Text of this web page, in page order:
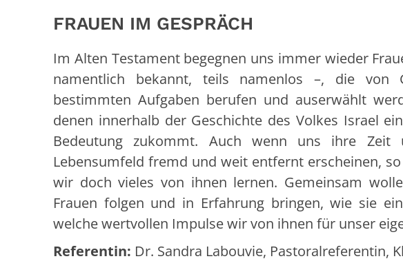
FRAUEN IM GESPRÄCH
Im Alten Testament begegnen uns immer wieder
namentlich bekannt, teils namenlos –, die von
bestimmten Aufgaben berufen und auserwählt
denen innerhalb der Geschichte des Volkes Israel
Bedeutung zukommt. Auch wenn uns ihre Zeit
Lebensumfeld fremd und weit entfernt erscheinen,
wir doch vieles von ihnen lernen. Gemeinsam
Frauen folgen und in Erfahrung bringen, wie sie
welche wertvollen Impulse wir von ihnen für unser
Referentin: Dr. Sandra Labouvie, Pastoralreferentin,